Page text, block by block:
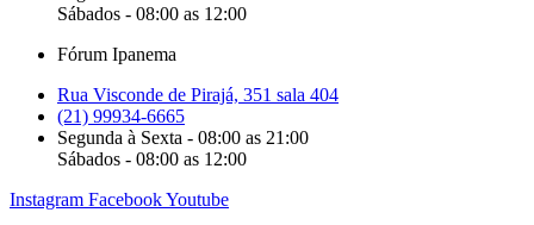
Sábados - 08:00 as 12:00
Fórum Ipanema
Rua Visconde de Pirajá, 351 sala 404
(21) 99934-6665
Segunda à Sexta - 08:00 as 21:00
Sábados - 08:00 as 12:00
Instagram FacebookYoutube